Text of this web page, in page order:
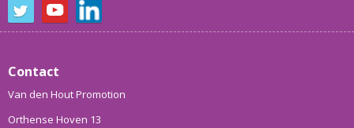
Contact
Van den Hout Promotion
Orthense Hoven 13